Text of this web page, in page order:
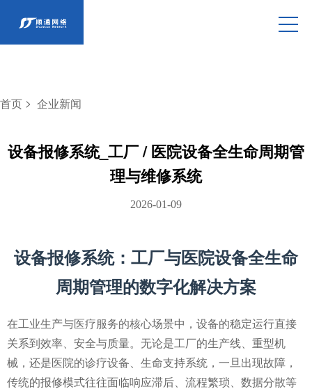
首页 > 企业新闻
设备报修系统_工厂 / 医院设备全生命周期管
理与维修系统
2026-01-09
设备报修系统：工厂与医院设备全生命
周期管理的数字化解决方案
在工业生产与医疗服务的核心场景中，设备的稳定运行直接
关系到效率、安全与质量。无论是工厂的生产线、重型机
械，还是医院的诊疗设备、生命支持系统，一旦出现故障，
传统的报修模式往往面临响应滞后、流程繁琐、数据分散等